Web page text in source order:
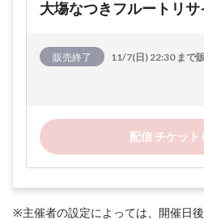
大塲なつきフルートリ
販売終了 11/7(日) 22:30 まで
配信 チケット
※主催者の設定によっては、開催日